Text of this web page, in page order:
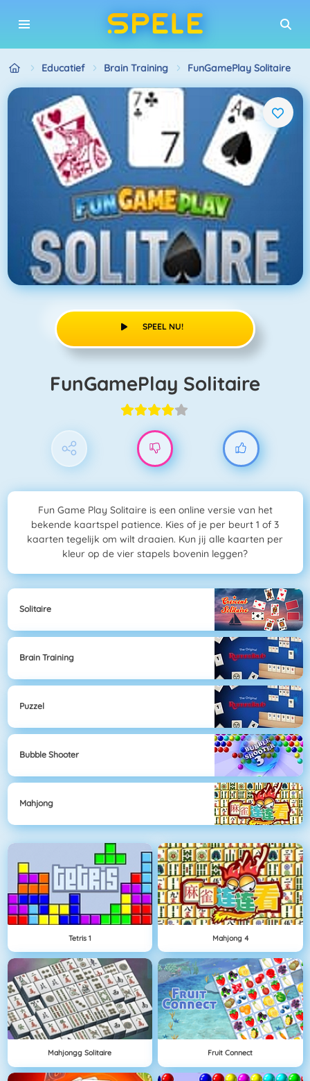
Educatief Brain Training FunGamePlay Solitaire
SPEEL NU!
FunGamePlay Solitaire
Fun Game Play Solitaire is een online versie van het
bekende kaartspel patience. Kies of je per beurt 1 of 3
kaarten tegelijk om wilt draaien. Kun jij alle kaarten per
kleur op de vier stapels bovenin leggen?
Solitaire
Brain Training
Puzzel
Bubble Shooter
Mahjong
Tetris 1 Mahjong 4
Mahjongg Solitaire Fruit Connect